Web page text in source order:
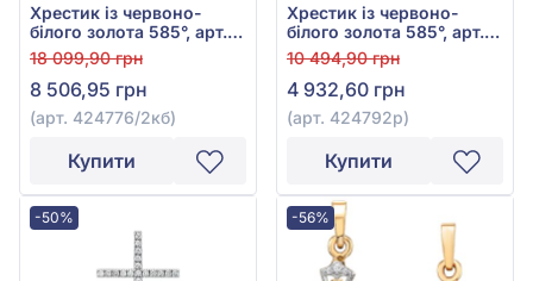
Хрестик із червоно-
білого золота 585°, арт.
424776/2кб
18 099,90 грн
8 506,95 грн
(арт. 424776/2кб)
Купити
Хрестик із червоно-
білого золота 585°, арт.
424792р
10 494,90 грн
4 932,60 грн
(арт. 424792р)
Купити
-50% -56%